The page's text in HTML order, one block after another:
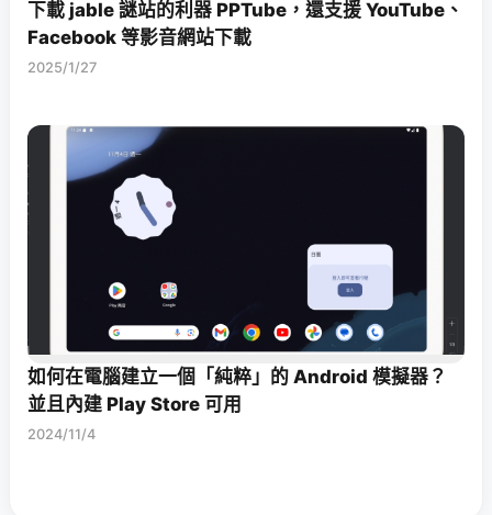
下載 jable 謎站的利器 PPTube，還支援 YouTube、
Facebook 等影音網站下載
2025/1/27
如何在電腦建立一個「純粹」的 Android 模擬器？
並且內建 Play Store 可用
2024/11/4